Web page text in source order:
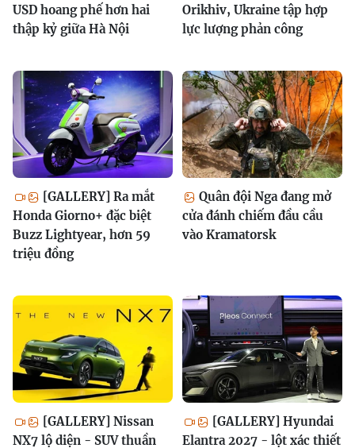
USD hoang phế hơn hai
thập kỷ giữa Hà Nội
Orikhiv, Ukraine tập hợp
lực lượng phản công
[GALLERY] Ra mắt
Honda Giorno+ đặc biệt
Buzz Lightyear, hơn 59
triệu đồng
Quân đội Nga đang mở
cửa đánh chiếm đầu cầu
vào Kramatorsk
[GALLERY] Nissan
NX7 lộ diện - SUV thuần
[GALLERY] Hyundai
Elantra 2027 - lột xác thiết